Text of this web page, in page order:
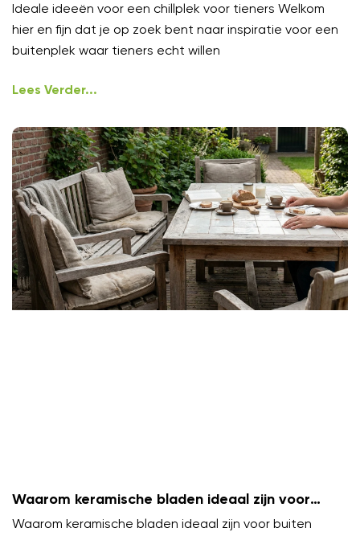
Ideale ideeën voor een chillplek voor tieners Welkom
hier en fijn dat je op zoek bent naar inspiratie voor een
buitenplek waar tieners echt willen
Lees Verder...
Waarom keramische bladen ideaal zijn voor
buiten dineren
Waarom keramische bladen ideaal zijn voor buiten